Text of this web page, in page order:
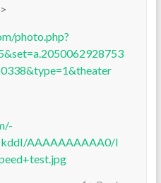
photo.php?
AAAAAAAAAA0/l